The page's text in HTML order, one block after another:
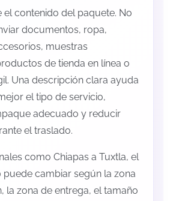
contenido del paquete. No
documentos, ropa,
muestras
de tienda en línea o
Una descripción clara ayuda
el tipo de servicio,
adecuado y reducir
el traslado.
como Chiapas a Tuxtla, el
cambiar según la zona
la zona de entrega, el tamaño